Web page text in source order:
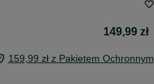
149,99 zł
159,99 zł z Pakietem Ochronnym